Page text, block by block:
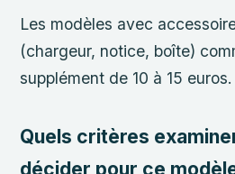
Les modèles avec
(chargeur, notice, boîte)
supplément de 10 à 15 euros.
Quels critères
décider pour ce